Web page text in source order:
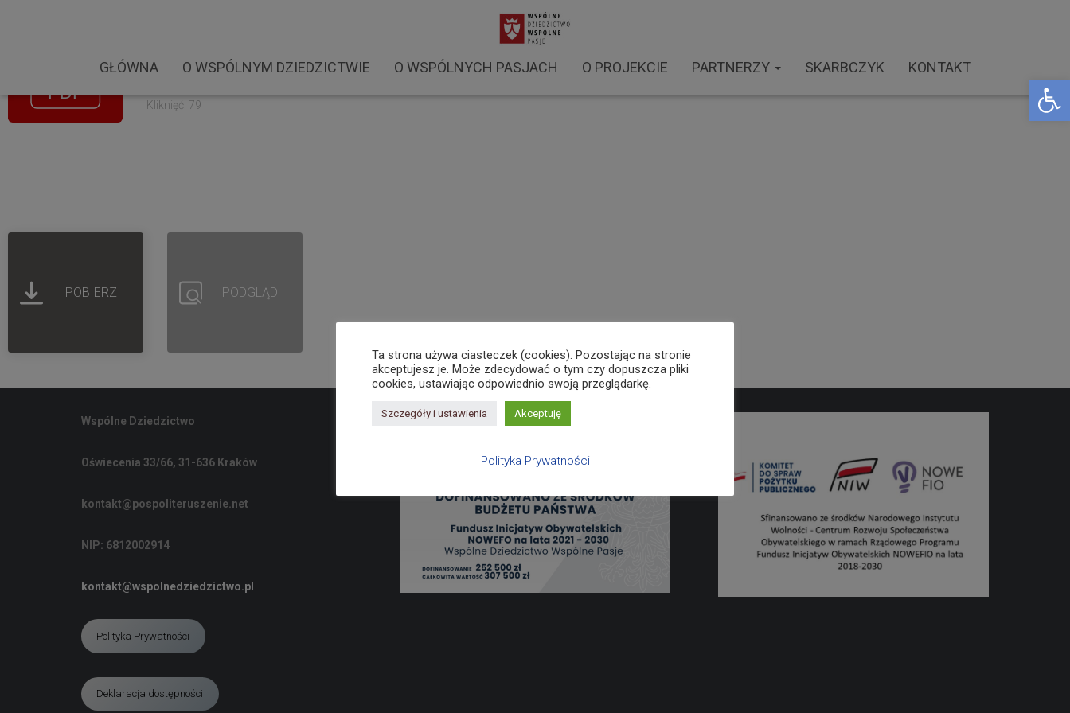
Open toolbar
GŁÓWNA O WSPÓLNYM DZIEDZICTWIE O WSPÓLNYCH PASJACH O PROJEKCIE PARTNERZY SKARBCZYK KONTAKT
WSPÓLNE DZIEDZICTWO_prezentacja Żółkiewka
Created: 20-01-2024
Kliknięć: 79
POBIERZ PODGLĄD
Wspólne Dziedzictwo
Oświecenia 33/66, 31-636 Kraków
kontakt@pospoliteruszenie.net
NIP: 6812002914
kontakt@wspolnedziedzictwo.pl
Polityka Prywatności
Deklaracja dostępności
Ta strona używa ciasteczek (cookies). Pozostając na stronie
akceptujesz je. Może zdecydować o tym czy dopuszcza pliki
cookies, ustawiając odpowiednio swoją przeglądarkę.
Szczegóły i ustawienia Akceptuję
Polityka Prywatności